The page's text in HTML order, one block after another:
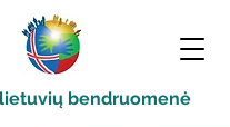
bendruomenė